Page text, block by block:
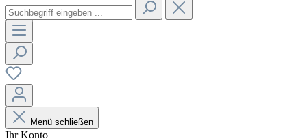
Menü schließen
Ihr Konto